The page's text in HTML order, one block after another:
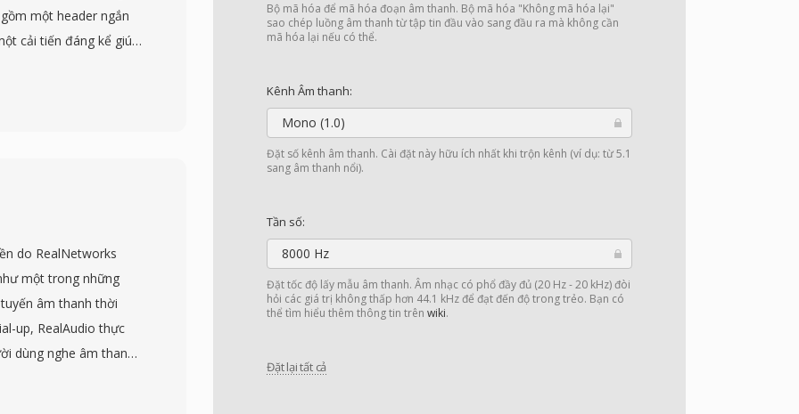
Bộ mã hóa để mã hóa đoạn âm thanh. Bộ mã hóa "Không mã hóa lại"
sao chép luồng âm thanh từ tập tin đầu vào sang đầu ra mà không cần
mã hóa lại nếu có thể.
Kênh Âm thanh:
Mono (1.0)
Đặt số kênh âm thanh. Cài đặt này hữu ích nhất khi trộn kênh (ví dụ: từ 5.1
sang âm thanh nổi).
Tần số:
8000 Hz
Đặt tốc độ lấy mẫu âm thanh. Âm nhạc có phổ đầy đủ (20 Hz - 20 kHz) đòi
hỏi các giá trị không thấp hơn 44.1 kHz để đạt đến độ trong trẻo. Bạn có
thể tìm hiểu thêm thông tin trên wiki.
Đặt lại tất cả
một header ngắn
cải tiến đáng kể giúp
Dữ liệu âm thanh
vấn đề thực tế
tốn CPU tối thiểu trên
vai trò nền tảng
đời đầu, nơi nhà
sinh thái phần cứng
tồn tại trong các kho
chuyển đổi sang định
do RealNetworks
một trong những
âm thanh thời
up, RealAudio thực
dùng nghe âm thanh
tệp, một bước ngoặt